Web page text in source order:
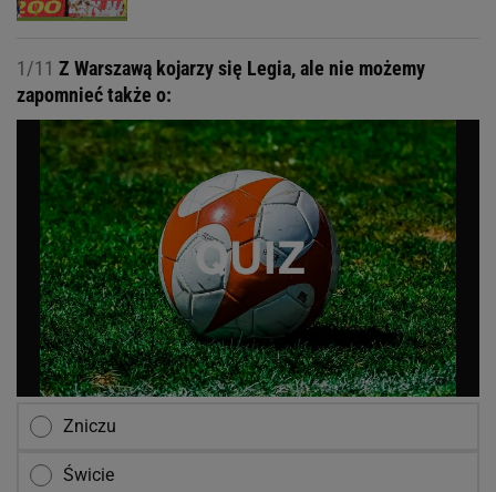
1/11 Z Warszawą kojarzy się Legia, ale nie możemy
zapomnieć także o:
Zniczu
Świcie